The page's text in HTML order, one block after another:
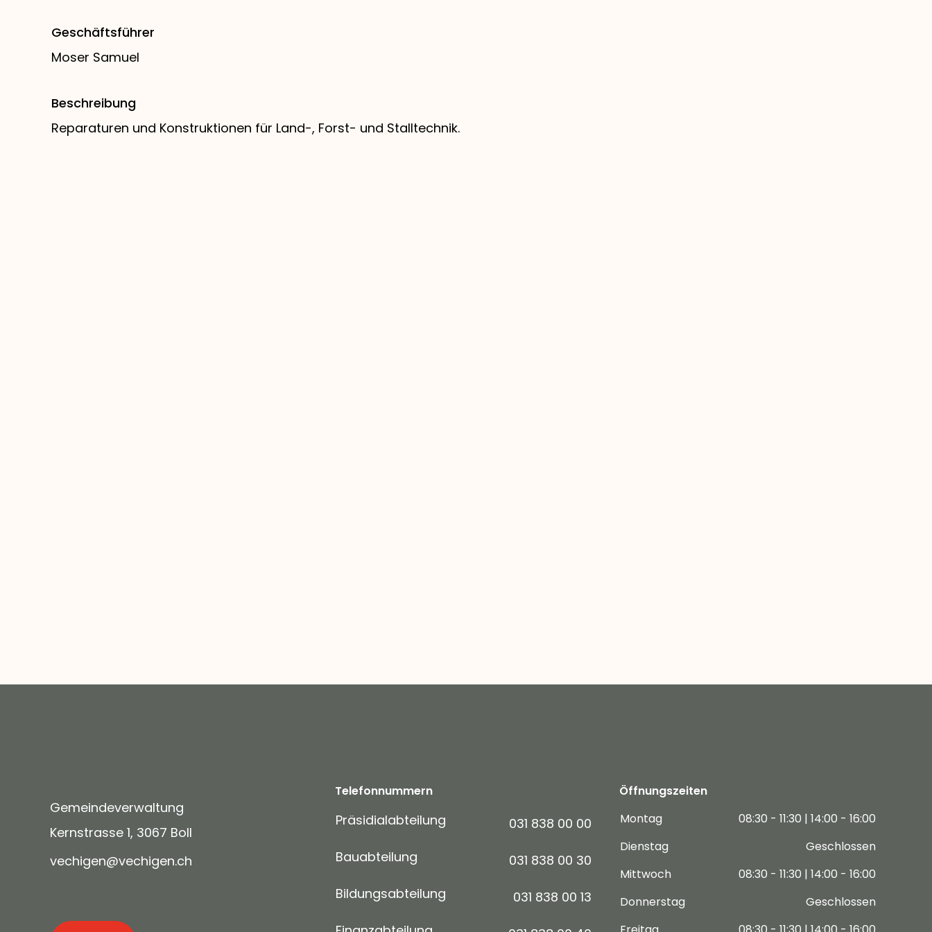
Geschäftsführer
Moser Samuel
Beschreibung
Reparaturen und Konstruktionen für Land-, Forst- und Stalltechnik.
Gemeindeverwaltung
Kernstrasse 1, 3067 Boll
v ch g n v ch g n ch
Telefonnummern
Präsidialabteilung
031 838 00 00
Bauabteilung
031 838 00 30
Bildungsabteilung
031 838 00 13
Öffnungszeiten
Montag
08:30 - 11:30 | 14:00 - 16:00
Dienstag
Geschlossen
Mittwoch
08:30 - 11:30 | 14:00 - 16:00
Donnerstag
Geschlossen